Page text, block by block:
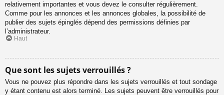
relativement importantes et vous devez le consulter régulièrement.
Comme pour les annonces et les annonces globales, la possibilité de
publier des sujets épinglés dépend des permissions définies par
l’administrateur.
Haut
Que sont les sujets verrouillés ?
Vous ne pouvez plus répondre dans les sujets verrouillés et tout sondage
y étant contenu est alors terminé. Les sujets peuvent être verrouillés pour